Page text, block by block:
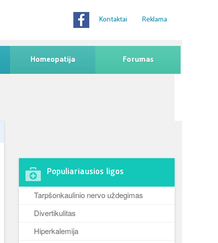
Kontaktai Reklama
Homeopatija Forumas
Populiariausios ligos
Tarpšonkaulinio nervo uždegimas
Divertikulitas
Hiperkalemija